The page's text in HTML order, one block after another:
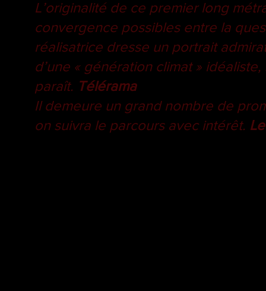
L’originalité de ce premier long
convergence possibles entre la
réalisatrice dresse un portrait
d’une « génération climat »
paraît. Télérama
Il demeure un grand nombre de
on suivra le parcours avec intérêt.